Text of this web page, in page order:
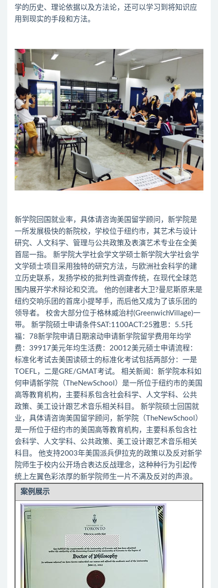
学的历史、理论依据以及方法论，还可以学习到将知识应
用到现实的手段和方法。
新学院回国就业率，具体请咨询美国留学顾问，新学院是
一所发展极快的新院校，学校位于纽约市，其艺术与设计
研究、人文科学、管理与公共政策及表演艺术专业在全美
首屈一指。 新学院大学社会学文学硕士新学院大学社会学
文学硕士项目采用独特的研究方法，与欧洲社会科学的建
立历史联系，发扬学校的批判性调查传统，在现代全球范
围内展开学术辩论和交流。 他的创建者大卫?曼尼斯原来是
纽约交响乐团的首席小提琴手，而后他又成为了该乐团的
领导者。 校舍大部分位于格林威治村(GreenwichVillage)一
带。 新学院硕士申请条件SAT:1100ACT:25雅思：5.5托
福：78新学院申请日期滚动申请新学院留学费用年均学
费：39917美元年均生活费：20012美元硕士申请流程：
标准化考试去美国读硕士的标准化考试包括两部分：一是
TOEFL，二是GRE/GMAT考试。 相关新闻：新学院本科如
何申请新学院（TheNewSchool）是一所位于纽约市的美国
高等教育机构，主要科系包含社会科学、人文学科、公共
政策、美工设计跟艺术音乐相关科目。 新学院硕士回国就
业，具体请咨询美国留学顾问，新学院（TheNewSchool）
是一所位于纽约市的美国高等教育机构，主要科系包含社
会科学、人文学科、公共政策、美工设计跟艺术音乐相关
科目。 他支持2003年美国派兵伊拉克的政策以及反对新学
院师生于校内公开场合表达反战理念，这种种行为引起传
统上左翼色彩浓厚的新学院师生一片不满及反对的声浪。
案例展示